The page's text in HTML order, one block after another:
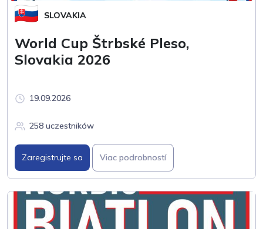
SLOVAKIA
World Cup Štrbské Pleso,
Slovakia 2026
19.09.2026
258 uczestników
Zaregistrujte sa Viac podrobností